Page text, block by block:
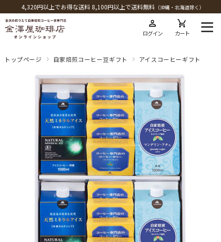
4,320円以上でお得な送料 8,100円以上で送料無料（沖縄・北海道除く）
ログイン カート
トップページ 自家焙煎コーヒー豆ギフト アイスコーヒーギフト